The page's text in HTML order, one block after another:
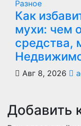
Разное
Как
мухи: чем
средства,
Авг 8, 2026
Добавить